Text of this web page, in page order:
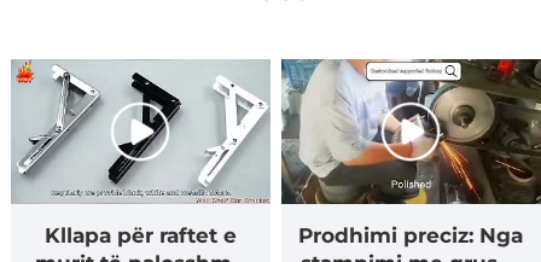
Kontaktoni Na
Kllapa për raftet e
Prodhimi preciz: Nga